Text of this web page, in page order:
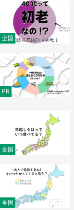
全国
PR
全国
全国